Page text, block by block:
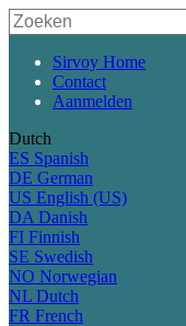
Sirvoy Home
Contact
Aanmelden
Dutch
ES Spanish
DE German
US English (US)
DA Danish
FI Finnish
SE Swedish
NO Norwegian
NL Dutch
FR French